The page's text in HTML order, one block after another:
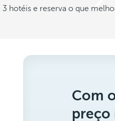
hotéis e reserva o que
Com
preço